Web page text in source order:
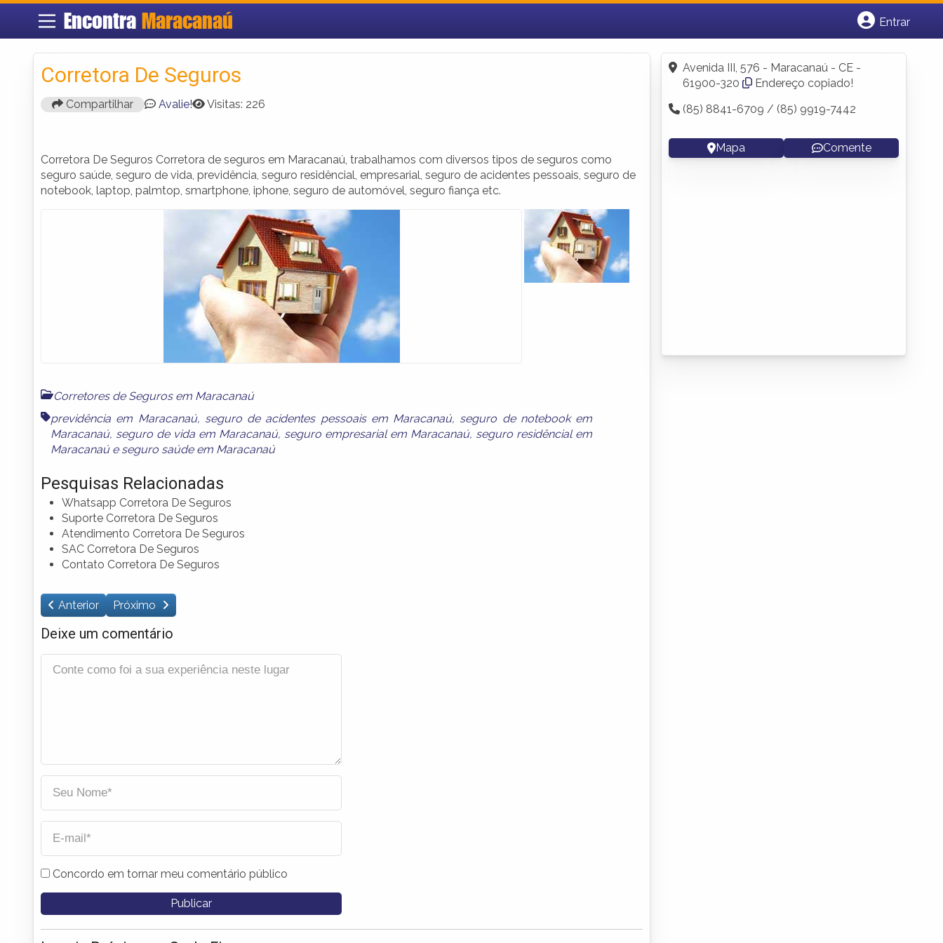
Encontra Maracanaú
Entrar
Fazer login
Criar conta
Corretora De Seguros
Compartilhar Avalie! Visitas: 226
Corretora De Seguros Corretora de seguros em Maracanaú, trabalhamos com diversos tipos de seguros como
seguro saúde, seguro de vida, previdência, seguro residêncial, empresarial, seguro de acidentes pessoais, seguro de
notebook, laptop, palmtop, smartphone, iphone, seguro de automóvel, seguro fiança etc.
Corretores de Seguros em Maracanaú
previdência em Maracanaú, seguro de acidentes pessoais em Maracanaú, seguro de notebook em
Maracanaú, seguro de vida em Maracanaú, seguro empresarial em Maracanaú, seguro residêncial em
Maracanaúe seguro saúde em Maracanaú
Pesquisas Relacionadas
Whatsapp Corretora De Seguros
Suporte Corretora De Seguros
Atendimento Corretora De Seguros
SAC Corretora De Seguros
Contato Corretora De Seguros
Anterior Próximo
Deixe um comentário
Concordo em tornar meu comentário público
Avenida III, 576 - Maracanaú - CE -
61900-320
Endereço copiado!
(85) 8841-6709 / (85) 9919-7442
Mapa Comente